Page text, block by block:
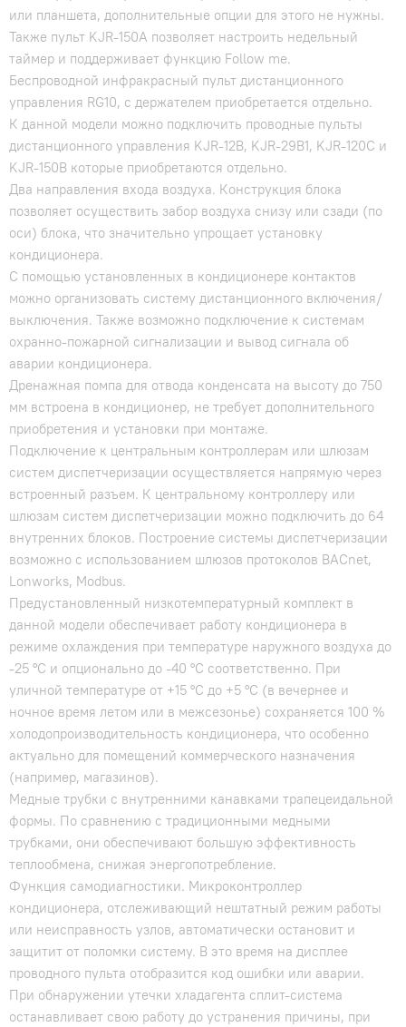
или планшета, дополнительные опции для этого не нужны.
Также пульт KJR-150A позволяет настроить недельный
таймер и поддерживает функцию Follow me.
Беспроводной инфракрасный пульт дистанционного
управления RG10, с держателем приобретается отдельно.
К данной модели можно подключить проводные пульты
дистанционного управления KJR-12B, KJR-29B1, KJR-120C и
KJR-150B которые приобретаются отдельно.
Два направления входа воздуха. Конструкция блока
позволяет осуществить забор воздуха снизу или сзади (по
оси) блока, что значительно упрощает установку
кондиционера.
С помощью установленных в кондиционере контактов
можно организовать систему дистанционного включения/
выключения. Также возможно подключение к системам
охранно-пожарной сигнализации и вывод сигнала об
аварии кондиционера.
Дренажная помпа для отвода конденсата на высоту до 750
мм встроена в кондиционер, не требует дополнительного
приобретения и установки при монтаже.
Подключение к центральным контроллерам или шлюзам
систем диспетчеризации осуществляется напрямую через
встроенный разъем. К центральному контроллеру или
шлюзам систем диспетчеризации можно подключить до 64
внутренних блоков. Построение системы диспетчеризации
возможно с использованием шлюзов протоколов BACnet,
Lonworks, Modbus.
Предустановленный низкотемпературный комплект в
данной модели обеспечивает работу кондиционера в
режиме охлаждения при температуре наружного воздуха до
-25 °C и опционально до -40 °С соответственно. При
уличной температуре от +15 °C до +5 °C (в вечернее и
ночное время летом или в межсезонье) сохраняется 100 %
холодопроизводительность кондиционера, что особенно
актуально для помещений коммерческого назначения
(например, магазинов).
Медные трубки с внутренними канавками трапецеидальной
формы. По сравнению с традиционными медными
трубками, они обеспечивают большую эффективность
теплообмена, снижая энергопотребление.
Функция самодиагностики. Микроконтроллер
кондиционера, отслеживающий нештатный режим работы
или неисправность узлов, автоматически остановит и
защитит от поломки систему. В это время на дисплее
проводного пульта отобразится код ошибки или аварии.
При обнаружении утечки хладагента сплит-система
останавливает свою работу до устранения причины, при